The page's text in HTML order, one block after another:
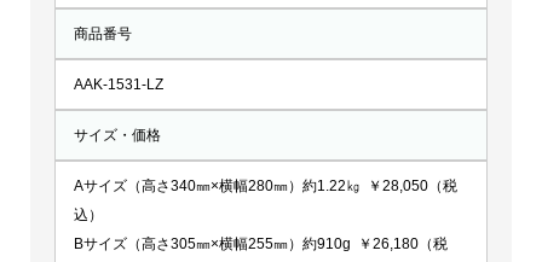
商品番号
AAK-1531-LZ
サイズ・価格
Aサイズ（高さ340㎜×横幅280㎜）約1.22㎏ ￥28,050（税
込）
Bサイズ（高さ305㎜×横幅255㎜）約910g ￥26,180（税